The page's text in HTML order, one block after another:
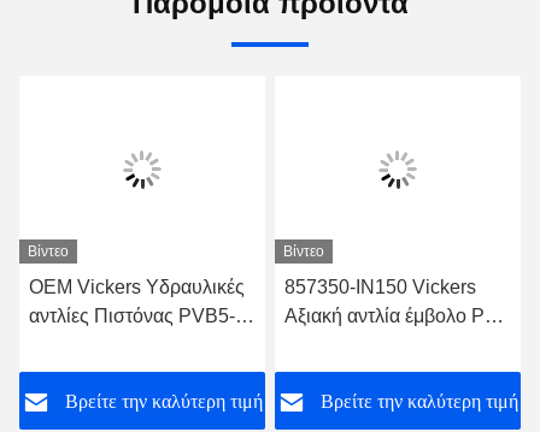
Βίντεο
OEM Vickers Υδραυλικές
αντλίες Πιστόνας PVB5-
PVB5/PVB6 PVB10
PVB15 PVB20/PVB29
Βρείτε την καλύτερη τιμή
Βίντεο
857350-IN150 Vickers
Αξιακή αντλία έμβολο Pvq
κατασκευή
Βρείτε την καλύτερη τιμή